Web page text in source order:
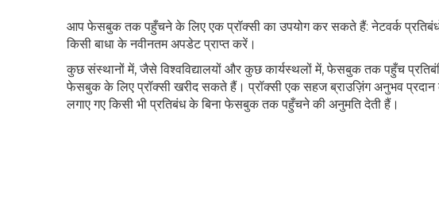
आप फेसबुक तक पहुँचने के लिए एक प्रॉक्सी का उपयोग कर सकते हैं: नेटवर्क
किसी बाधा के नवीनतम अपडेट प्राप्त करें।
कुछ संस्थानों में, जैसे विश्वविद्यालयों और कुछ कार्यस्थलों में, फेसबुक तक पहुँच
फेसबुक के लिए प्रॉक्सी खरीद सकते हैं। प्रॉक्सी एक सहज ब्राउज़िंग अनुभव प्रदान
लगाए गए किसी भी प्रतिबंध के बिना फेसबुक तक पहुँचने की अनुमति देती हैं।